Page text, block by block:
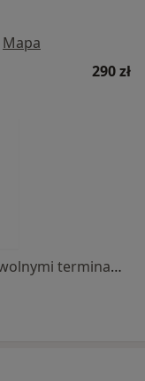
Mapa
290 zł
Brak dostępnych specjalistów z wolnymi terminami w tym centrum medycznym.